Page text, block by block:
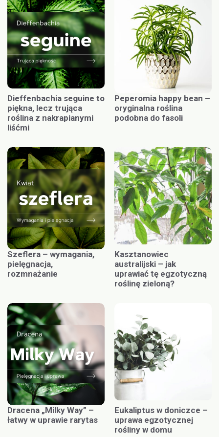
Dieffenbachia seguine to
piękna, lecz trująca
roślina z nakrapianymi
liśćmi
Peperomia happy bean –
oryginalna roślina
podobna do fasoli
Szeflera – wymagania,
pielęgnacja,
rozmnażanie
Kasztanowiec
australijski – jak
uprawiać tę egzotyczną
roślinę zieloną?
Dracena „Milky Way” –
łatwy w uprawie rarytas
Eukaliptus w doniczce –
uprawa egzotycznej
rośliny w domu